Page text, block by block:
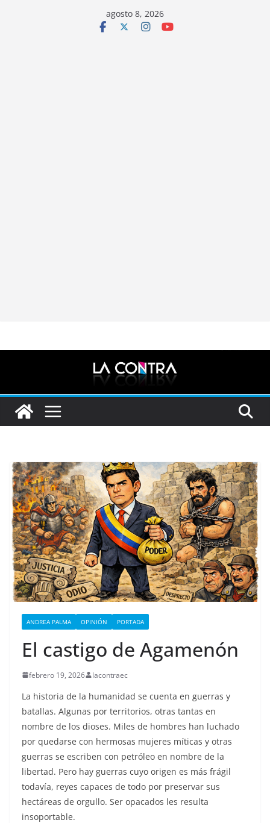
agosto 8, 2026
ANDREA PALMA OPINIÓN PORTADA
El castigo de Agamenón
febrero 19, 2026 lacontraec
La historia de la humanidad se cuenta en guerras y
batallas. Algunas por territorios, otras tantas en
nombre de los dioses. Miles de hombres han luchado
por quedarse con hermosas mujeres míticas y otras
guerras se escriben con petróleo en nombre de la
libertad. Pero hay guerras cuyo origen es más frágil
todavía, reyes capaces de todo por preservar sus
hectáreas de orgullo. Ser opacados les resulta
insoportable.